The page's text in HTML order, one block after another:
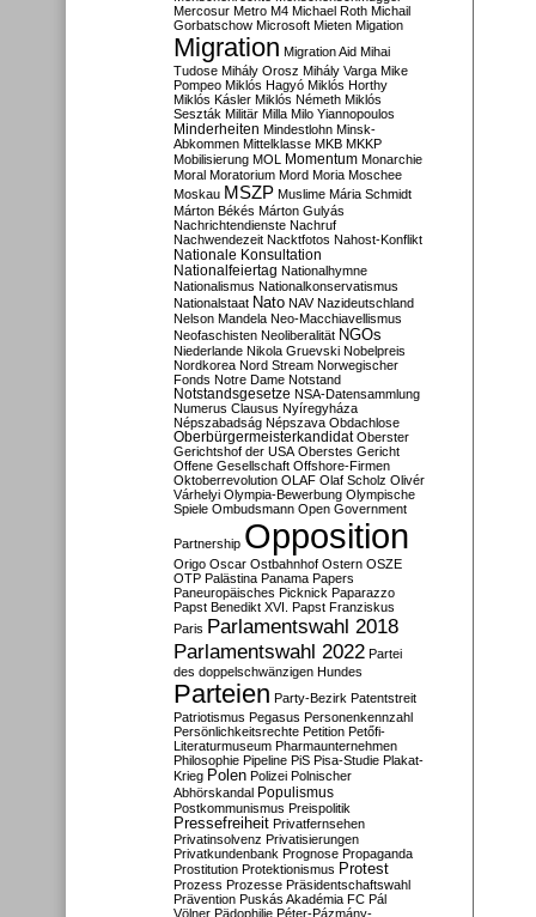
Mercosur Metro M4 Michael Roth Michail
Gorbatschow Microsoft Mieten Migation
Migration Migration Aid Mihai
Tudose Mihály Orosz Mihály Varga Mike
Pompeo Miklós Hagyó Miklós Horthy
Miklós Kásler Miklós Németh Miklós
Seszták Militär Milla Milo Yiannopoulos
Minderheiten Mindestlohn Minsk-
Abkommen Mittelklasse MKB MKKP
Mobilisierung MOL Momentum Monarchie
Moral Moratorium Mord Moria Moschee
Moskau MSZP Muslime Mária Schmidt
Márton Békés Márton Gulyás
Nachrichtendienste Nachruf
Nachwendezeit Nacktfotos Nahost-Konflikt
Nationale Konsultation
Nationalfeiertag Nationalhymne
Nationalismus Nationalkonservatismus
Nationalstaat Nato NAV Nazideutschland
Nelson Mandela Neo-Macchiavellismus
Neofaschisten Neoliberalität NGOs
Niederlande Nikola Gruevski Nobelpreis
Nordkorea Nord Stream Norwegischer
Fonds Notre Dame Notstand
Notstandsgesetze NSA-Datensammlung
Numerus Clausus Nyíregyháza
Népszabadság Népszava Obdachlose
Oberbürgermeisterkandidat Oberster
Gerichtshof der USA Oberstes Gericht
Offene Gesellschaft Offshore-Firmen
Oktoberrevolution OLAF Olaf Scholz Olivér
Várhelyi Olympia-Bewerbung Olympische
Spiele Ombudsmann Open Government
Partnership Opposition
Origo Oscar Ostbahnhof Ostern OSZE
OTP Palästina Panama Papers
Paneuropäisches Picknick Paparazzo
Papst Benedikt XVI. Papst Franziskus
Paris Parlamentswahl 2018
Parlamentswahl 2022 Partei
des doppelschwänzigen Hundes
Parteien Party-Bezirk Patentstreit
Patriotismus Pegasus Personenkennzahl
Persönlichkeitsrechte Petition Petőfi-
Literaturmuseum Pharmaunternehmen
Philosophie Pipeline PiS Pisa-Studie Plakat-
Krieg Polen Polizei Polnischer
Abhörskandal Populismus
Postkommunismus Preispolitik
Pressefreiheit Privatfernsehen
Privatinsolvenz Privatisierungen
Privatkundenbank Prognose Propaganda
Prostitution Protektionismus Protest
Prozess Prozesse Präsidentschaftswahl
Prävention Puskás Akadémia FC Pál
Völner Pädophilie Péter-Pázmány-